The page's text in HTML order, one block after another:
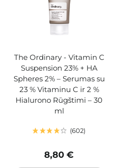
The Ordinary - Vitamin C
Suspension 23% + HA
Spheres 2% – Serumas su
23 % Vitaminu C ir 2 %
Hialurono Rūgštimi – 30
ml
602
8,80 €